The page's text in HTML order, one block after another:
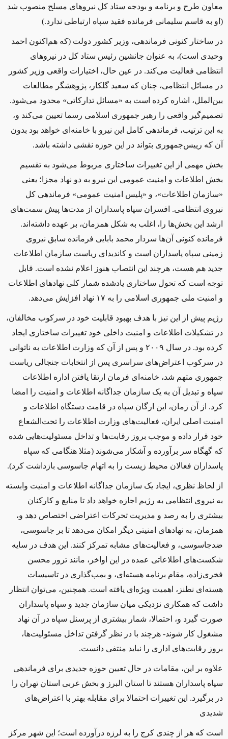
معاون طرح و برنامه و بودجه ستاد کل نیروهای مسلح منصوب شد
(او به قاسم سلیمانی فرمانده فقید سپاه ارتباطی ندارد.)
در ساختار کنونی فرماندهی، وزیر کشور دولت (که هم‌اکنون احمد
وحیدی است)، به عنوان جانشین رئیس ستاد کل در نیروهای
انتظامی فعالیت می‌کند. در عین حال، اختیارات واقعی وزیر کشور
در مسائل انتظامی، چنان که سعید گلکار، پژوهشگر مطالعات
بین‌الملل، اشاره کرده است ‌به «مسائل تدارکاتی» محدود می‌شود.
تصمیم‌گیر واقعی را رهبر جمهوری اسلامی رسما ‌تعیین می‌کند و،
به این ترتیب، فرماندهی کامل این نیرو با خامنه‌ای خواهد بود بدون
آن که رییس‌جمهوری بتواند در این حوزه نقشی داشته باشد.
بخش مهمی از این تغییرات ساختاری مربوط می‌شود به تقسیم
بخش اطلاعات و امنیت عمومی این نیرو به دو نهاد مجزا؛ یعنی
«سازمان اطلاعات»، و «پلیس امنیت عمومی» فرماندهی کل
نیروی انتظامی. افسران سپاه پاسداران از مدت‌ها پیش سمت‌های
ارشد این بخش‌ها را، اغلب به شکل همزمان، بر عهده داشته‌اند.
‌فرمانده کنونی آن‌ها سردار محمد بابایی فرمانده سابق نیروی
زمینی سپاه پاسداران است و کاندیدای ریاست سازمان اطلاعات
جدید هم هست، هرچند این انتصاب هنوز اعلام نشده است. قابل
توجه است که تحول ساختاری یادشده شمار کلی نهادهای اطلاعات
و امنیت ملی جمهوری اسلامی را به ۱۷ نهاد افزایش می‌دهد.
رژیم پیش از این نیز با هدف بهبود قابلیت خود در سرکوب مخالفان،
در تشکیلات اطلاعات و امنیت داخلی خود تغییرات ساختاری ایجاد
کرده بود. در سال ۲۰۰۹ و پس از آن که وزارت اطلاعات به ناتوانی
در سرکوب اعتراض‌های سراسری پس از انتخابات جنجالی ریاست
جمهوری متهم شد، خامنه‌ای فرمان ارتقا یافتن اداره اطلاعات
سپاه و تبدیل آن به یک سازمان جداگانه اطلاعات و امنیت را امضا
کرد. از آن زمان، این ارگان سپاه در قامت دستگاه اطلاعات و
امنیت اصلی ایران، فعالیت‌های وزارت اطلاعات را تحت‌الشعاع
خود قرار داده و موجب بروز رقابت‌ها و تداخل مسئولیت‌هایی شده
که گهگاه سر برآورده و آشکار می‌شوند (مثلا هنگامی که سپاه
پاسداران فعالان محیط زیست را به اتهام جاسوسی بازداشت کرد).
از لحاظ نظری، ایجاد یک سازمان جداگانه اطلاعات و امنیت وابسته
به نیروی انتظامی به رژیم اجازه خواهد داد تا منابع و کارکنان
بیشتری را به رصد و مدیریت تحركات اعتراضی اختصاص دهد و،
همزمان، به نهادهای امنیتی دیگر امکان می‌دهد تا بر جاسوسی،
ضدجاسوسی، و فعالیت‌های مشابه تمرکز کنند. این هدف در سایه
شکست‌های اطلاعاتی عمده در این اواخر، مانند ترور محسن
فخری‌زاده، مقام برنامه هسته‌ای، و بمب‌گذاری در تاسیسات
هسته‌ای نطنز، اهمیت ویژه‌ای یافته است. همچنین، می‌توان انتظار
داشت که همکاری نزدیکی میان سازمان جدید و سپاه پاسداران
صورت گیرد و، احتمالا، شمار بیشتری از پرسنل سپاه در آن نهاد
مشغول کار شوند- هرچند با در نظر گرفتن تداخل مسئولیت‌ها،
بروز رقابت‌های اداری را نباید منتفی دانست.
‌علاوه بر این، مقامات در حال تعیین حوزه جدیدی برای فرماندهی
سپاه پاسداران هستند تا استان البرز و بخش غربی استان تهران را
در بر‌گیرد. این تغییرات احتمالا برای مقابله بهتر با اعتراض‌های
شدیدی
است که هر از چندی کرج را به لرزه درآورده است؛ این شهر مرکز